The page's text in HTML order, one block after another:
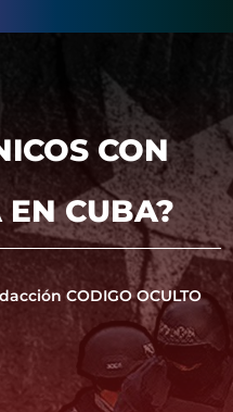
CON
EN CUBA?
CODIGO OCULTO